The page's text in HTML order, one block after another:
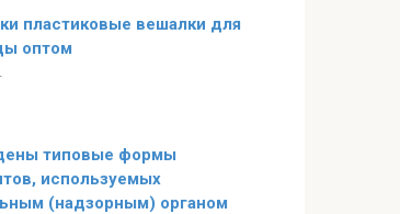
пластиковые вешалки для
оптом
типовые формы
используемых
(надзорным) органом